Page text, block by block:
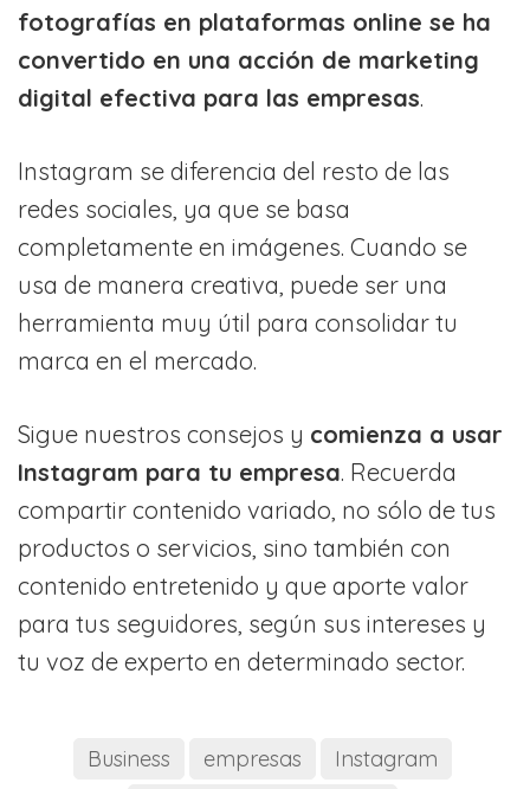
fotografías en plataformas online se ha
convertido en una acción de marketing
digital efectiva para las empresas.
Instagram se diferencia del resto de las
redes sociales, ya que se basa
completamente en imágenes. Cuando se
usa de manera creativa, puede ser una
herramienta muy útil para consolidar tu
marca en el mercado.
Sigue nuestros consejos y comienza a usar
Instagram para tu empresa. Recuerda
compartir contenido variado, no sólo de tus
productos o servicios, sino también con
contenido entretenido y que aporte valor
para tus seguidores, según sus intereses y
tu voz de experto en determinado sector.
Business empresas
Instagram